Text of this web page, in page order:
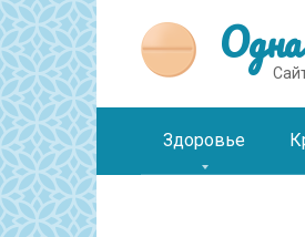
Перейти
к
контенту
Здоровье